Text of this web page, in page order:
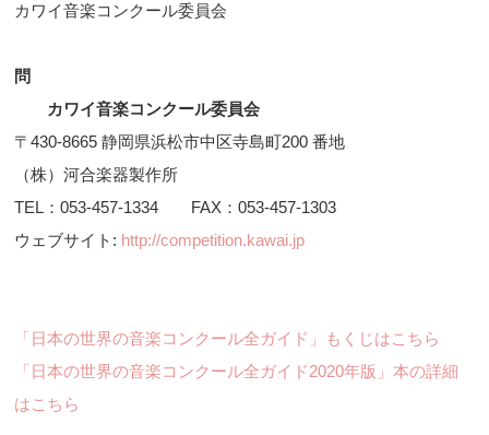
カワイ音楽コンクール委員会
問
カワイ音楽コンクール委員会
〒430-8665 静岡県浜松市中区寺島町200 番地
（株）河合楽器製作所
TEL：053-457-1334 FAX：053-457-1303
ウェブサイト: http://competition.kawai.jp
「日本の世界の音楽コンクール全ガイド」もくじはこちら
「日本の世界の音楽コンクール全ガイド2020年版」本の詳細
はこちら